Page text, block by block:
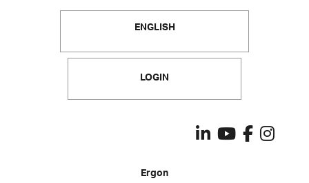
ENGLISH
LOGIN
Ergon